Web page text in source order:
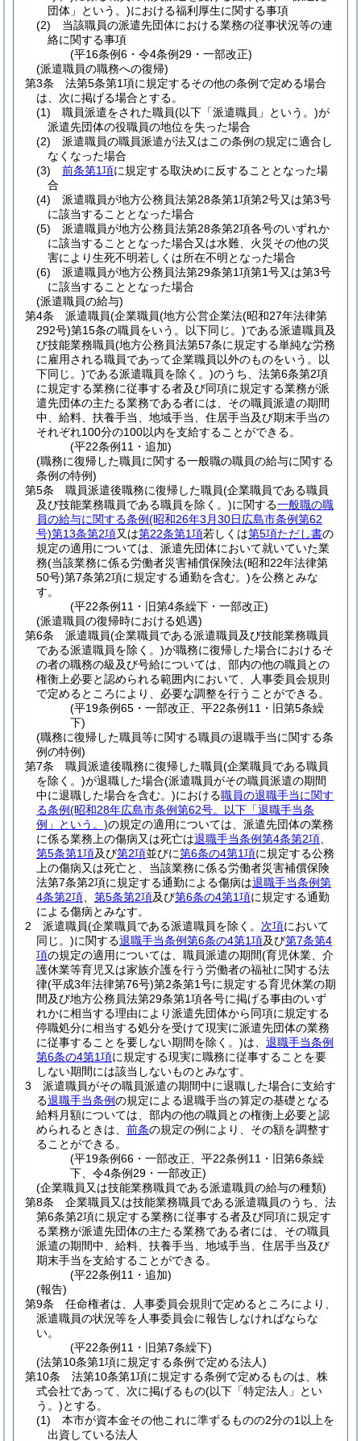
団体」という。)における福利厚生に関する事項
(2)
当該職員の派遣先団体における業務の従事状況等の連
絡に関する事項
(平16条例6・令4条例29・一部改正)
(派遣職員の職務への復帰)
第3条
法第5条第1項に規定するその他の条例で定める場合
は、次に掲げる場合とする。
(1)
職員派遣をされた職員(以下「派遣職員」という。)が
派遣先団体の役職員の地位を失った場合
(2)
派遣職員の職員派遣が法又はこの条例の規定に適合し
なくなった場合
(3)
前条第1項に規定する取決めに反することとなった場
合
(4)
派遣職員が地方公務員法第28条第1項第2号又は第3号
に該当することとなった場合
(5)
派遣職員が地方公務員法第28条第2項各号のいずれか
に該当することとなった場合又は水難、火災その他の災
害により生死不明若しくは所在不明となった場合
(6)
派遣職員が地方公務員法第29条第1項第1号又は第3号
に該当することとなった場合
(派遣職員の給与)
第4条
派遣職員(企業職員(地方公営企業法(昭和27年法律第
292号)第15条の職員をいう。以下同じ。)である派遣職員及
び技能業務職員(地方公務員法第57条に規定する単純な労務
に雇用される職員であって企業職員以外のものをいう。以
下同じ。)である派遣職員を除く。)のうち、法第6条第2項
に規定する業務に従事する者及び同項に規定する業務が派
遣先団体の主たる業務である者には、その職員派遣の期間
中、給料、扶養手当、地域手当、住居手当及び期末手当の
それぞれ100分の100以内を支給することができる。
(平22条例11・追加)
(職務に復帰した職員に関する一般職の職員の給与に関する
条例の特例)
第5条
職員派遣後職務に復帰した職員(企業職員である職員
及び技能業務職員である職員を除く。)に関する一般職の職
員の給与に関する条例(昭和26年3月30日広島市条例第62
号)第13条第2項又は第22条第1項若しくは第5項ただし書の
規定の適用については、派遣先団体において就いていた業
務(当該業務に係る労働者災害補償保険法(昭和22年法律第
50号)第7条第2項に規定する通勤を含む。)を公務とみな
す。
(平22条例11・旧第4条繰下・一部改正)
(派遣職員の復帰時における処遇)
第6条
派遣職員(企業職員である派遣職員及び技能業務職員
である派遣職員を除く。)が職務に復帰した場合におけるそ
の者の職務の級及び号給については、部内の他の職員との
権衡上必要と認められる範囲内において、人事委員会規則
で定めるところにより、必要な調整を行うことができる。
(平19条例65・一部改正、平22条例11・旧第5条繰
下)
(職務に復帰した職員等に関する職員の退職手当に関する条
例の特例)
第7条
職員派遣後職務に復帰した職員(企業職員である職員
を除く。)が退職した場合(派遣職員がその職員派遣の期間
中に退職した場合を含む。)における職員の退職手当に関す
る条例(昭和28年広島市条例第62号。以下「退職手当条
例」という。)の規定の適用については、派遣先団体の業務
に係る業務上の傷病又は死亡は退職手当条例第4条第2項
第5条第1項及び第2項並びに第6条の4第1項に規定する公務
上の傷病又は死亡と、当該業務に係る労働者災害補償保険
法第7条第2項に規定する通勤による傷病は退職手当条例第
4条第2項
第5条第2項及び第6条の4第1項に規定する通勤
による傷病とみなす。
2
派遣職員(企業職員である派遣職員を除く。 次項において
同じ。)に関する退職手当条例第6条の4第1項及び第7条第4
項の規定の適用については、職員派遣の期間(育児休業、介
護休業等育児又は家族介護を行う労働者の福祉に関する法
律(平成3年法律第76号)第2条第1号に規定する育児休業の期
間及び地方公務員法第29条第1項各号に掲げる事由のいず
れかに相当する理由により派遣先団体から同項に規定する
停職処分に相当する処分を受けて現実に派遣先団体の業務
に従事することを要しない期間を除く。)は、 退職手当条例
第6条の4第1項に規定する現実に職務に従事することを要
しない期間には該当しないものとみなす。
3
派遣職員がその職員派遣の期間中に退職した場合に支給す
る退職手当条例の規定による退職手当の算定の基礎となる
給料月額については、部内の他の職員との権衡上必要と認
められるときは、 前条の規定の例により、その額を調整す
ることができる。
(平19条例66・一部改正、平22条例11・旧第6条繰
下、令4条例29・一部改正)
(企業職員又は技能業務職員である派遣職員の給与の種類)
第8条
企業職員又は技能業務職員である派遣職員のうち、法
第6条第2項に規定する業務に従事する者及び同項に規定す
る業務が派遣先団体の主たる業務である者には、その職員
派遣の期間中、給料、扶養手当、地域手当、住居手当及び
期末手当を支給することができる。
(平22条例11・追加)
(報告)
第9条
任命権者は、人事委員会規則で定めるところにより、
派遣職員の状況等を人事委員会に報告しなければならな
い。
(平22条例11・旧第7条繰下)
(法第10条第1項に規定する条例で定める法人)
第10条
法第10条第1項に規定する条例で定めるものは、株
式会社であって、次に掲げるもの(以下「特定法人」とい
う。)とする。
(1)
本市が資本金その他これに準ずるものの2分の1以上を
出資している法人